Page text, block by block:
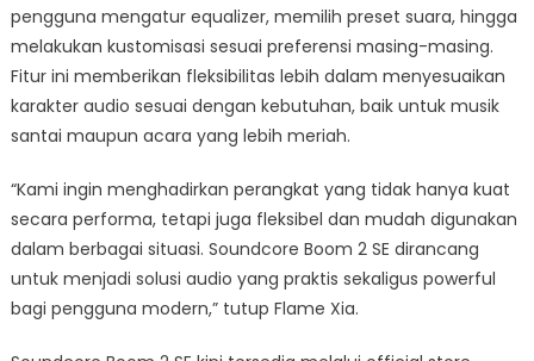
pengguna mengatur equalizer, memilih preset suara, hingga
melakukan kustomisasi sesuai preferensi masing-masing.
Fitur ini memberikan fleksibilitas lebih dalam menyesuaikan
karakter audio sesuai dengan kebutuhan, baik untuk musik
santai maupun acara yang lebih meriah.
“Kami ingin menghadirkan perangkat yang tidak hanya kuat
secara performa, tetapi juga fleksibel dan mudah digunakan
dalam berbagai situasi. Soundcore Boom 2 SE dirancang
untuk menjadi solusi audio yang praktis sekaligus powerful
bagi pengguna modern,” tutup Flame Xia.